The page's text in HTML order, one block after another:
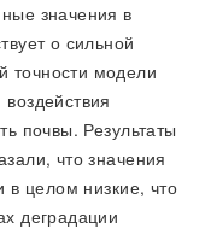
значения в
о сильной
модели
почвы. Результаты
что значения
в целом низкие, что
деградации